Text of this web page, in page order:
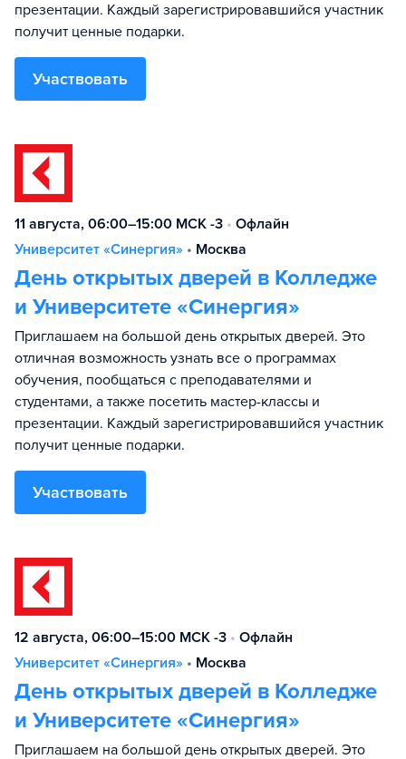
презентации. Каждый зарегистрировавшийся участник
получит ценные подарки.
Участвовать
11 августа, 06:00–15:00 МСК -3 • Офлайн
Университет «Синергия» • Москва
День открытых дверей в Колледже
и Университете «Синергия»
Приглашаем на большой день открытых дверей. Это
отличная возможность узнать все о программах
обучения, пообщаться с преподавателями и
студентами, а также посетить мастер-классы и
презентации. Каждый зарегистрировавшийся участник
получит ценные подарки.
Участвовать
12 августа, 06:00–15:00 МСК -3 • Офлайн
Университет «Синергия» • Москва
День открытых дверей в Колледже
и Университете «Синергия»
Приглашаем на большой день открытых дверей. Это